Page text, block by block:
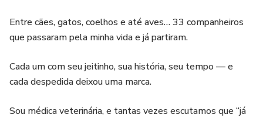
Entre cães, gatos, coelhos e até aves… 33 companheiros
que passaram pela minha vida e já partiram.
Cada um com seu jeitinho, sua história, seu tempo — e
cada despedida deixou uma marca.
Sou médica veterinária, e tantas vezes escutamos que “já